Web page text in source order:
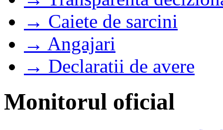
→ Caiete de sarcini
→ Angajari
→ Declaratii de avere
Monitorul oficial